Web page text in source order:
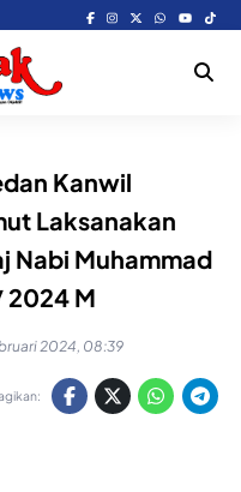
Kanwil
Laksanakan
Nabi Muhammad
2024 M
2024, 08:39